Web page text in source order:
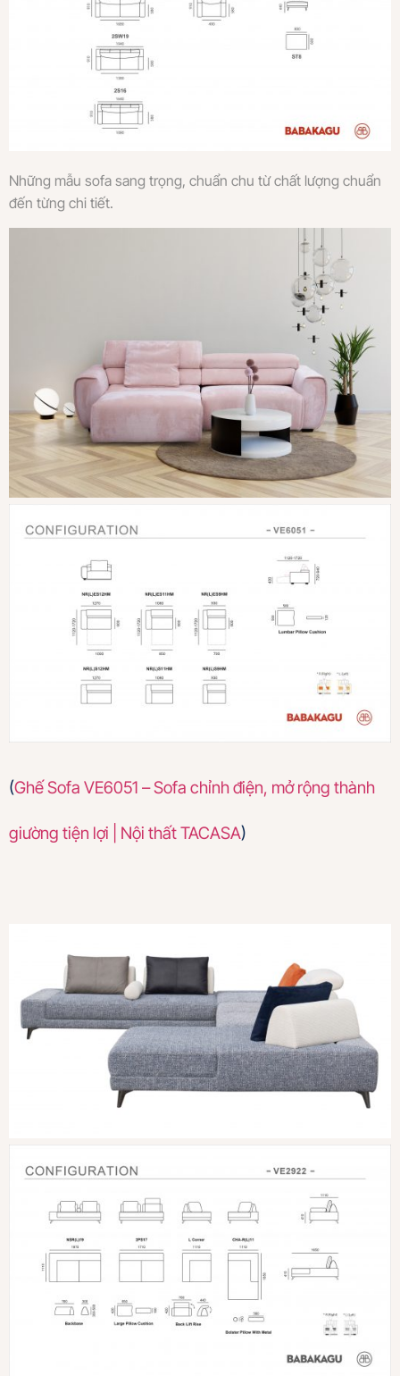
Những mẫu sofa sang trọng, chuẩn chu từ chất lượng chuẩn
đến từng chi tiết.
(Ghế Sofa VE6051 – Sofa chỉnh điện, mở rộng thành
giường tiện lợi | Nội thất TACASA)